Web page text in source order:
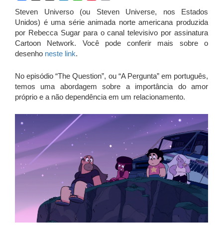
Steven Universo (ou Steven Universe, nos Estados
Unidos) é uma série animada norte americana produzida
por Rebecca Sugar para o canal televisivo por assinatura
Cartoon Network. Você pode conferir mais sobre o
desenho neste link.
No episódio “The Question”, ou “A Pergunta” em português,
temos uma abordagem sobre a importância do amor
próprio e a não dependência em um relacionamento.